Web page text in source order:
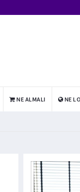
NE ALMALI NE